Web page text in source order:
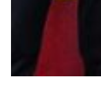
Accessori